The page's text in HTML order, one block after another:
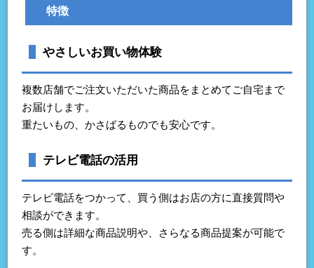
特徴
やさしいお買い物体験
複数店舗でご注文いただいた商品をまとめてご自宅まで
お届けします。
重たいもの、かさばるものでも安心です。
テレビ電話の活用
テレビ電話をつかって、買う側はお店の方に直接質問や
相談ができます。
売る側は詳細な商品説明や、さらなる商品提案が可能で
す。